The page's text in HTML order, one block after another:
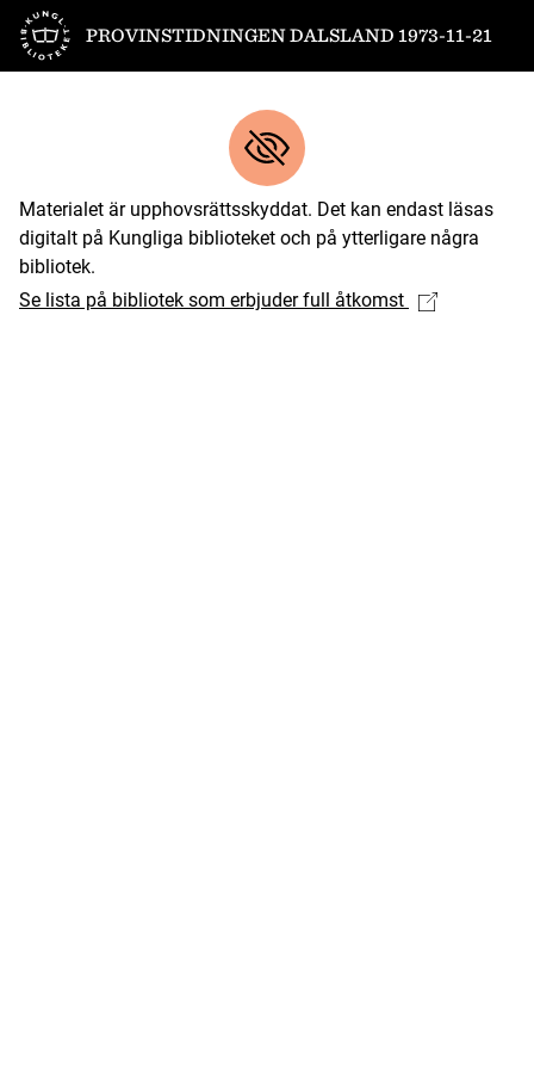
Till startsidan
PROVINSTIDNINGEN DALSLAND 1973-11-21
Materialet är upphovsrättsskyddat. Det kan endast läsas
digitalt på Kungliga biblioteket och på ytterligare några
bibliotek.
Se lista på bibliotek som erbjuder full åtkomst